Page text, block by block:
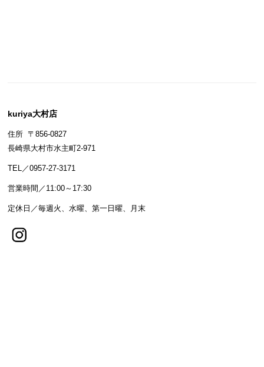
kuriya大村店
住所 〒856-0827
長崎県大村市水主町2-971
TEL／0957-27-3171
営業時間／11:00～17:30
定休日／毎週火、水曜、第一日曜、月末